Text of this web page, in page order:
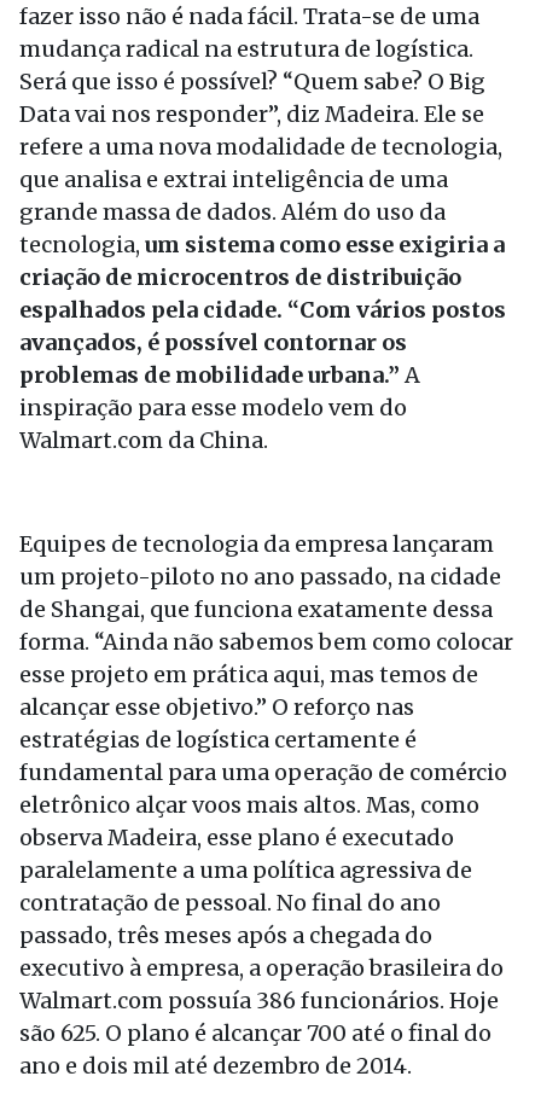
fazer isso não é nada fácil. Trata-se de uma
mudança radical na estrutura de logística.
Será que isso é possível? “Quem sabe? O Big
Data vai nos responder”, diz Madeira. Ele se
refere a uma nova modalidade de tecnologia,
que analisa e extrai inteligência de uma
grande massa de dados. Além do uso da
tecnologia, um sistema como esse exigiria a
criação de microcentros de distribuição
espalhados pela cidade. “Com vários postos
avançados, é possível contornar os
problemas de mobilidade urbana.”A
inspiração para esse modelo vem do
Walmart.com da China.
Equipes de tecnologia da empresa lançaram
um projeto-piloto no ano passado, na cidade
de Shangai, que funciona exatamente dessa
forma. “Ainda não sabemos bem como colocar
esse projeto em prática aqui, mas temos de
alcançar esse objetivo.” O reforço nas
estratégias de logística certamente é
fundamental para uma operação de comércio
eletrônico alçar voos mais altos. Mas, como
observa Madeira, esse plano é executado
paralelamente a uma política agressiva de
contratação de pessoal. No final do ano
passado, três meses após a chegada do
executivo à empresa, a operação brasileira do
Walmart.com possuía 386 funcionários. Hoje
são 625. O plano é alcançar 700 até o final do
ano e dois mil até dezembro de 2014.